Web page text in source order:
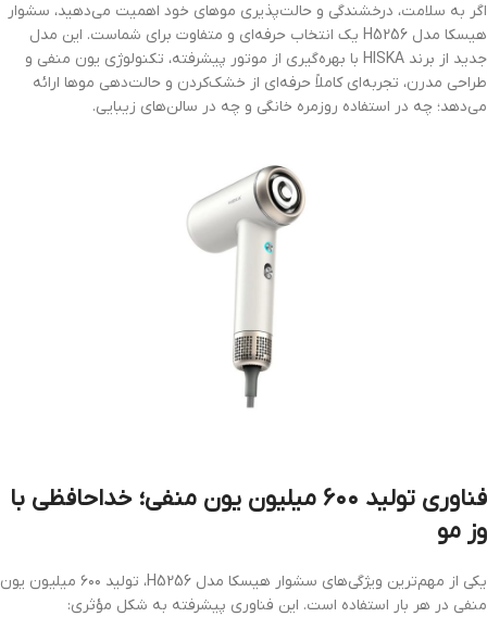
اگر به سلامت، درخشندگی و حالت‌پذیری موهای خود اهمیت می‌دهید، سشوار
هیسکا مدل H5256 یک انتخاب حرفه‌ای و متفاوت برای شماست. این مدل
جدید از برند HISKA با بهره‌گیری از موتور پیشرفته، تکنولوژی یون منفی و
طراحی مدرن، تجربه‌ای کاملاً حرفه‌ای از خشک‌کردن و حالت‌دهی موها ارائه
می‌دهد؛ چه در استفاده روزمره خانگی و چه در سالن‌های زیبایی.
فناوری تولید ۶۰۰ میلیون یون منفی؛ خداحافظی با
وز مو
یکی از مهم‌ترین ویژگی‌های سشوار هیسکا مدل H5256، تولید ۶۰۰ میلیون یون
منفی در هر بار استفاده است. این فناوری پیشرفته به شکل مؤثری: